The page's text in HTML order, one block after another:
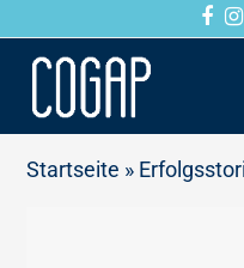
Startseite »